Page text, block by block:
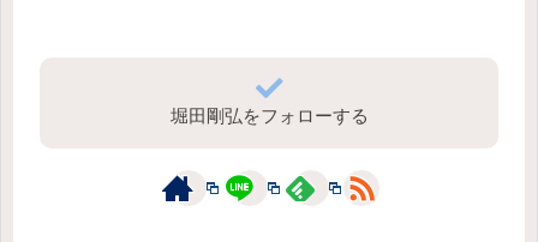
堀田剛弘をフォローする